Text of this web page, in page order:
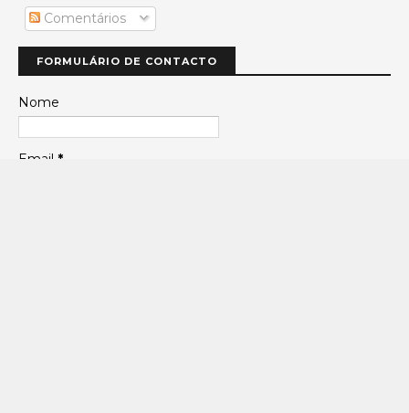
Comentários
FORMULÁRIO DE CONTACTO
Nome
Email *